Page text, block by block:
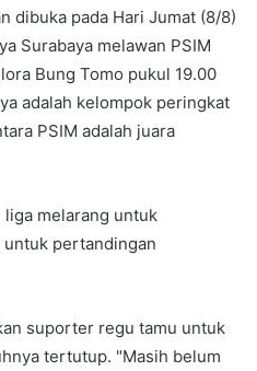
dibuka pada Hari Jumat (8/8)
Surabaya melawan PSIM
Bung Tomo pukul 19.00
adalah kelompok peringkat
PSIM adalah juara
melarang untuk
pertandingan
suporter regu tamu untuk
tertutup. "Masih belum